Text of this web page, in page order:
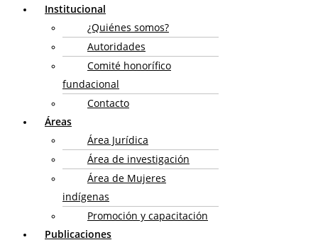
Institucional
¿Quiénes somos?
Autoridades
Comité honorífico
fundacional
Contacto
Áreas
Área Jurídica
Área de investigación
Área de Mujeres
indígenas
Promoción y capacitación
Publicaciones